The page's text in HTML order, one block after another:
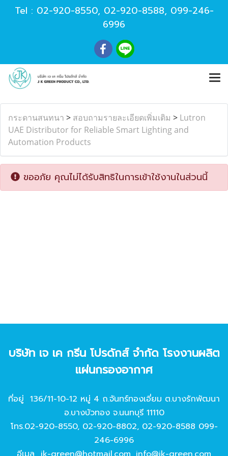
Tel : 02-920-8550, 02-920-8588, 099-246-
6996
กระดานสนทนา > สอบถามรายละเอียดเพิ่มเติม > Lutron
UAE Distributor for Reliable Smart Lighting and
Automation Products
ขออภัย คุณไม่ได้รับสิทธิในการเข้าใช้งานในส่วนนี้
บริษัท เจ เค กรีน โปรดักส์ จํากัด โรงงานผลิต
แผ่นกรองอากาศ
ที่อยู่ 136/11-10-12 หมู่ 4 ถ.จันทร์ทองเอี่ยม ต.บางรักพัฒนา
อ.บางบัวทอง จ.นนทบุรี 11110
โทร.02-920-8550, 02-920-8802, 02-920-8588 099-
246-6996